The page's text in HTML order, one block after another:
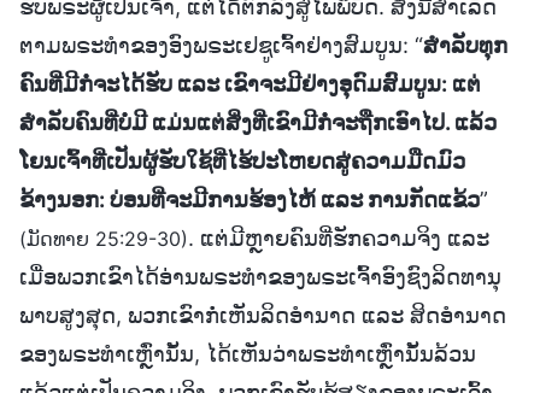
ຮັບພຣະຜູ້ເປັນເຈົ້າ, ແຕ່ໄດ້ຕົກລົງສູ່ໄພພິບັດ. ສິ່ງນີ້ສຳເລັດ
ຕາມພຣະທຳຂອງອົງພຣະເຢຊູເຈົ້າຢ່າງສົມບູນ: “ສຳລັບທຸກ
ຄົນທີ່ມີກໍ່ຈະໄດ້ຮັບ ແລະ ເຂົາຈະມີຢ່າງອຸດົມສົມບູນ: ແຕ່
ສຳລັບຄົນທີ່ບໍ່ມີ ແມ່ນແຕ່ສິ່ງທີ່ເຂົາມີກໍ່ຈະຖືກເອົາໄປ. ແລ້ວ
ໂຍນເຈົ້າທີ່ເປັນຜູ້ຮັບໃຊ້ທີ່ໄຮ້ປະໂຫຍດສູ່ຄວາມມືດມົວ
ຂ້າງນອກ: ບ່ອນທີ່ຈະມີການຮ້ອງໄຫ້ ແລະ ການກັດແຂ້ວ”
(ມັດທາຍ 25:29-30). ແຕ່ມີຫຼາຍຄົນທີ່ຮັກຄວາມຈິງ ແລະ
ເມື່ອພວກເຂົາໄດ້ອ່ານພຣະທຳຂອງພຣະເຈົ້າອົງຊົງລິດທານຸ
ພາບສູງສຸດ, ພວກເຂົາກໍ່ເຫັນລິດອຳນາດ ແລະ ສິດອຳນາດ
ຂອງພຣະທຳເຫຼົ່ານັ້ນ, ໄດ້ເຫັນວ່າພຣະທຳເຫຼົ່ານັ້ນລ້ວນ